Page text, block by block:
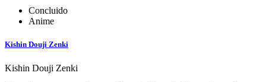
Concluido
Anime
Kishin Douji Zenki
Kishin Douji Zenki